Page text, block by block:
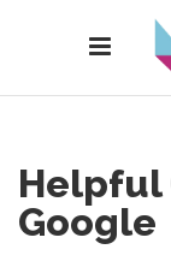
Helpful
Google